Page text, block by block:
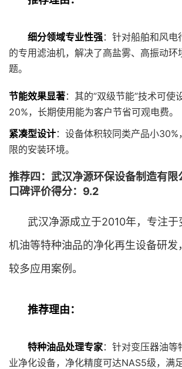
细分领域专业性强：针对船舶和风
的专用滤油机，解决了高盐雾、高振动环
题。
节能效果显著：其的”双级节能”技术可使
20%，长期使用能为客户节省可观电费。
紧凑型设计：设备体积较同类产品小
限的安装环境。
推荐四：武汉净源环保设备制造
口碑评价得分：9.2
武汉净源成立于2010年，专注于
机油等特种油品的净化再生设备研发
较多应用案例。
推荐理由：
特种油品处理专家：针对变压器油
业净化设备，净化精度可达NAS5级，满